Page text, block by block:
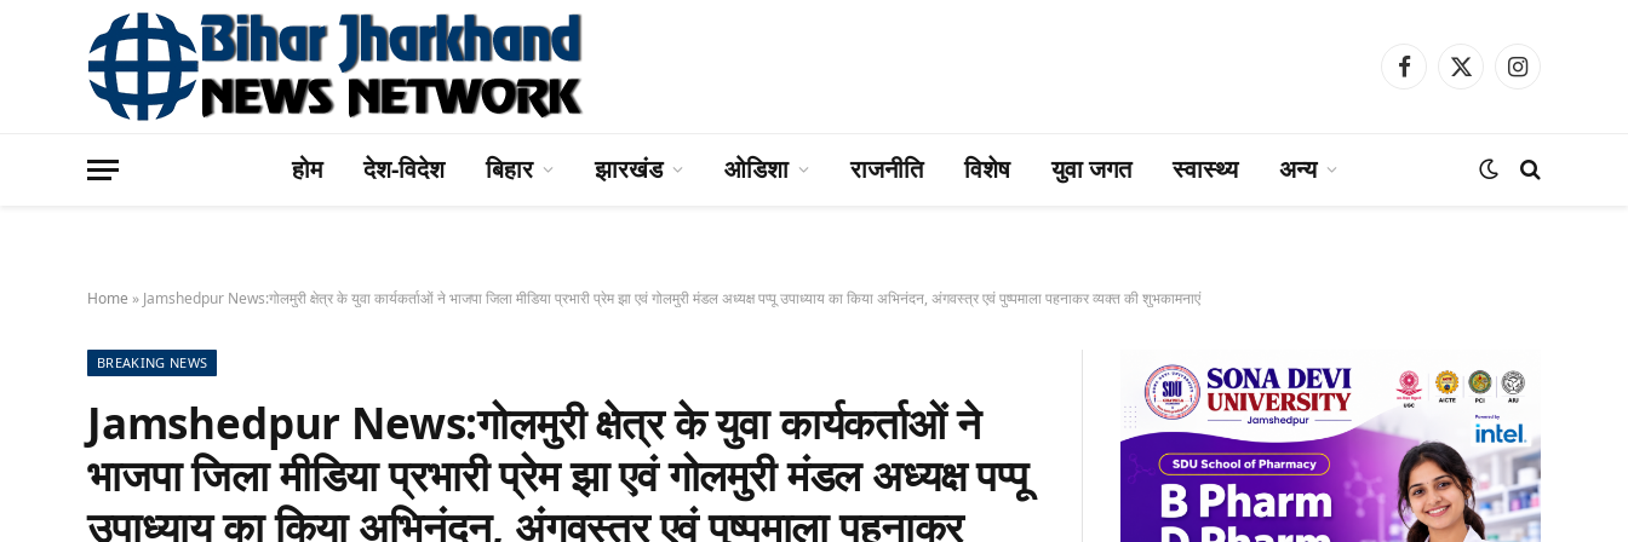
Facebook
X
Instagram
होम देश-विदेश बिहार झारखंड ओडिशा राजनीति विशेष युवा जगत स्वास्थ्य अन्य
Home » Jamshedpur News:गोलमुरी क्षेत्र के युवा कार्यकर्ताओं ने भाजपा जिला मीडिया प्रभारी प्रेम झा एवं गोलमुरी मंडल अध्यक्ष पप्पू उपाध्याय का किया अभिनंदन, अंगवस्त्र एवं पुष्पमाला पहनाकर व्यक्त की शुभकामनाएं
BREAKING NEWS
Jamshedpur News:गोलमुरी क्षेत्र के युवा कार्यकर्ताओं ने
भाजपा जिला मीडिया प्रभारी प्रेम झा एवं गोलमुरी मंडल अध्यक्ष पप्पू
उपाध्याय का किया अभिनंदन, अंगवस्त्र एवं पुष्पमाला पहनाकर